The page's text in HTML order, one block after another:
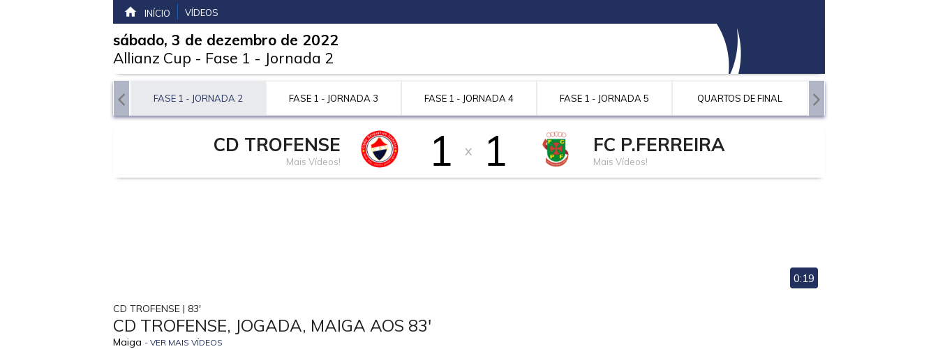
INÍCIO VÍDEOS
sábado, 3 de dezembro de 2022
Allianz Cup - Fase 1 - Jornada 2
FASE 1 - JORNADA 2 FASE 1 - JORNADA 3 FASE 1 - JORNADA 4 FASE 1 - JORNADA 5 QUARTOS DE FINAL
CD TROFENSE
Mais Vídeos! 1 x 1 FC P.FERREIRA
Mais Vídeos!
0:19
CD TROFENSE | 83'
CD TROFENSE, JOGADA, MAIGA AOS 83'
Maiga - VER MAIS VÍDEOS